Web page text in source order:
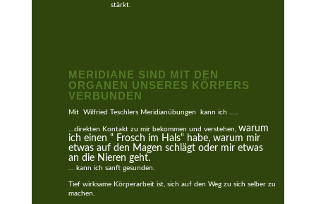
stärkt.
MERIDIANE SIND MIT DEN
ORGANEN UNSERES KÖRPERS
VERBUNDEN
Mit Wilfried Teschlers Meridianübungen kann ich …..
…direkten Kontakt zu mir bekommen und verstehen, warum
ich einen “ Frosch im Hals“ habe, warum mir
etwas auf den Magen schlägt oder mir etwas
an die Nieren geht.
… kann ich sanft gesunden.
Tief wirksame Körperarbeit ist, sich auf den Weg zu sich selber zu
machen.